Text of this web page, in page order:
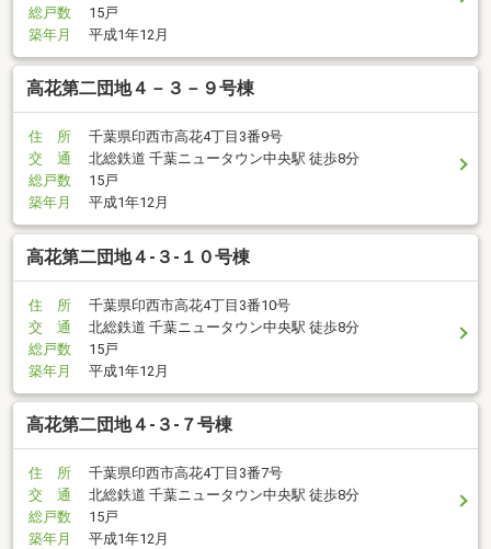
総戸数
15戸
築年月
平成1年12月
高花第二団地４－３－９号棟
住 所
千葉県印西市高花4丁目3番9号
交 通
北総鉄道 千葉ニュータウン中央駅 徒歩8分
総戸数
15戸
築年月
平成1年12月
高花第二団地４-３-１０号棟
住 所
千葉県印西市高花4丁目3番10号
交 通
北総鉄道 千葉ニュータウン中央駅 徒歩8分
総戸数
15戸
築年月
平成1年12月
高花第二団地４-３-７号棟
住 所
千葉県印西市高花4丁目3番7号
交 通
北総鉄道 千葉ニュータウン中央駅 徒歩8分
総戸数
15戸
築年月
平成1年12月